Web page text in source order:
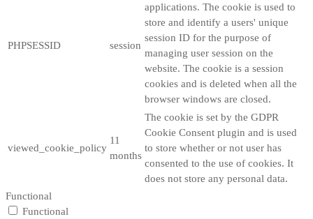
PHPSESSID session
applications. The cookie is used to
store and identify a users' unique
session ID for the purpose of
managing user session on the
website. The cookie is a session
cookies and is deleted when all the
browser windows are closed.
viewed_cookie_policy
11
months
The cookie is set by the GDPR
Cookie Consent plugin and is used
to store whether or not user has
consented to the use of cookies. It
does not store any personal data.
Functional
Functional